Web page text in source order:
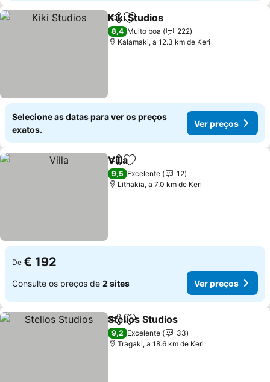
PartilharAdicionar aos favoritos
Kiki Studios
8,4 Muito boa
222
Kalamaki, a 12.3 km de Keri
Selecione as datas para ver os preços
exatos.
Ver preços
PartilharAdicionar aos favoritos
Villa
9,5 Excelente
12
Lithakia, a 7.0 km de Keri
De € 192
Consulte os preços de 2 sites Ver preços
PartilharAdicionar aos favoritos
Stelios Studios
9,2 Excelente
33
Tragaki, a 18.6 km de Keri